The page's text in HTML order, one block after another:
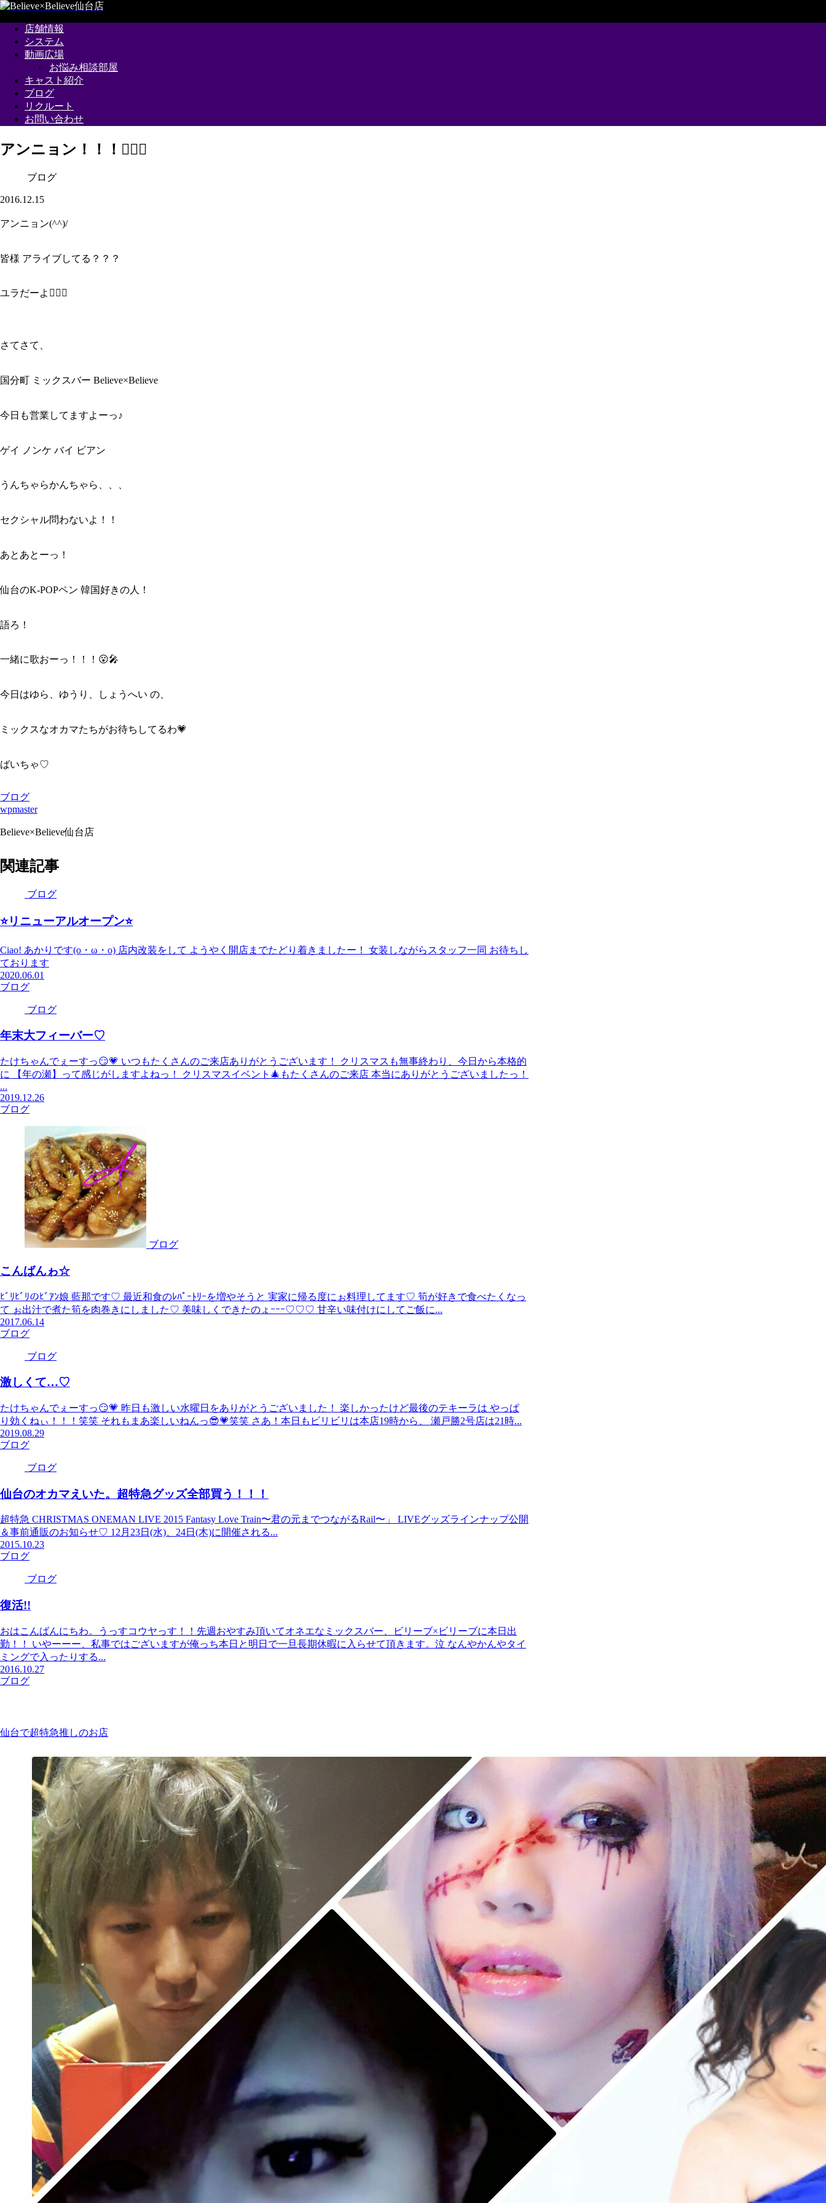
店舗情報
システム
動画広場
お悩み相談部屋
キャスト紹介
ブログ
リクルート
お問い合わせ
アンニョン！！！🙋🏻‍♂️
ブログ
2016.12.15
アンニョン(^^)/
皆様 アライブしてる？？？
ユラだーよ🙋🏻‍♂️
さてさて、
国分町 ミックスバー Believe×Believe
今日も営業してますよーっ♪
ゲイ ノンケ バイ ビアン
うんちゃらかんちゃら、、、
セクシャル問わないよ！！
あとあとーっ！
仙台のK-POPペン 韓国好きの人！
語ろ！
一緒に歌おーっ！！！😮🎤
今日はゆら、ゆうり、しょうへい の、
ミックスなオカマたちがお待ちしてるわ💗
ばいちゃ♡
ブログ
wpmaster
Believe×Believe仙台店
関連記事
ブログ
⭐リニューアルオープン⭐
Ciao! あかりです(o・ω・o) 店内改装をして ようやく開店までたどり着きましたー！ 女装しながらスタッフ一同 お待ちし
ております
2020.06.01
ブログ
ブログ
年末大フィーバー♡
たけちゃんでぇーすっ😏💗 いつもたくさんのご来店ありがとうございます！ クリスマスも無事終わり、今日から本格的
に 【年の瀬】って感じがしますよねっ！ クリスマスイベント🎄もたくさんのご来店 本当にありがとうございましたっ！
...
2019.12.26
ブログ
ブログ
こんばんゎ☆
ﾋﾞﾘﾋﾞﾘのﾋﾞｱﾝ娘 藍那です♡ 最近和食のﾚﾊﾟｰﾄﾘｰを増やそうと 実家に帰る度にぉ料理してます♡ 筍が好きで食べたくなっ
て ぉ出汁で煮た筍を肉巻きにしました♡ 美味しくできたのょｰｰｰ♡♡♡ 甘辛い味付けにしてご飯に...
2017.06.14
ブログ
ブログ
激しくて…♡
たけちゃんでぇーすっ😏💗 昨日も激しい水曜日をありがとうございました！ 楽しかったけど最後のテキーラは やっぱ
り効くねぃ！！！笑笑 それもまあ楽しいねんっ😎💗笑笑 さあ！本日もビリビリは本店19時から、 瀬戸勝2号店は21時...
2019.08.29
ブログ
ブログ
仙台のオカマえいた。超特急グッズ全部買う！！！
超特急 CHRISTMAS ONEMAN LIVE 2015 Fantasy Love Train〜君の元までつながるRail〜」 LIVEグッズラインナップ公開
＆事前通販のお知らせ♡ 12月23日(水)、24日(木)に開催される...
2015.10.23
ブログ
ブログ
復活!!
おはこんばんにちわ。うっすコウヤっす！！先週おやすみ頂いてオネエなミックスバー、ビリーブ×ビリーブに本日出
勤！！ いやーーー、私事ではございますが俺っち本日と明日で一旦長期休暇に入らせて頂きます。泣 なんやかんやタイ
ミングで入ったりする...
2016.10.27
ブログ
仙台で超特急推しのお店